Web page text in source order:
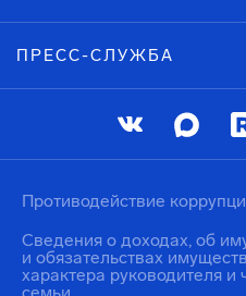
ПРЕСС-СЛУЖБА
Противодействие
Сведения о доходах, об
и обязательствах
характера руководителя и